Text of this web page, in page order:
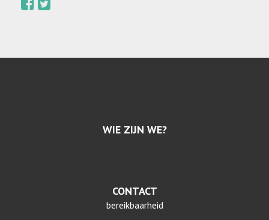
WIE ZIJN WE?
CONTACT
bereikbaarheid